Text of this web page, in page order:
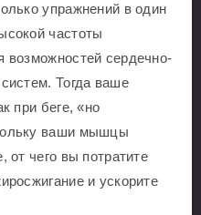
упражнений в один
частоты
возможностей сердечно-
Тогда ваше
при беге, «но
ваши мышцы
от чего вы потратите
и ускорите